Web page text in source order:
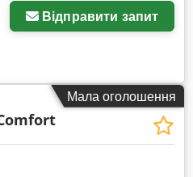
Відправити запит
Мала оголошення